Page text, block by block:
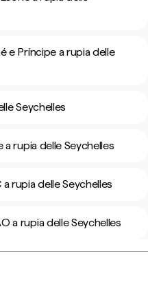
e Príncipe a rupia delle
Seychelles
a rupia delle Seychelles
rupia delle Seychelles
a rupia delle Seychelles